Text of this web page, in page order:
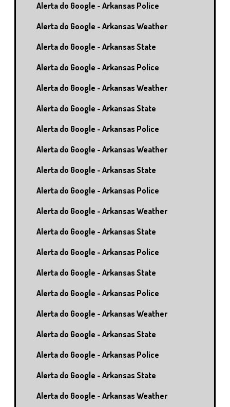
Alerta do Google - Arkansas Police
Alerta do Google - Arkansas Weather
Alerta do Google - Arkansas State
Alerta do Google - Arkansas Police
Alerta do Google - Arkansas Weather
Alerta do Google - Arkansas State
Alerta do Google - Arkansas Police
Alerta do Google - Arkansas Weather
Alerta do Google - Arkansas State
Alerta do Google - Arkansas Police
Alerta do Google - Arkansas Weather
Alerta do Google - Arkansas State
Alerta do Google - Arkansas Police
Alerta do Google - Arkansas State
Alerta do Google - Arkansas Police
Alerta do Google - Arkansas Weather
Alerta do Google - Arkansas State
Alerta do Google - Arkansas Police
Alerta do Google - Arkansas State
Alerta do Google - Arkansas Weather